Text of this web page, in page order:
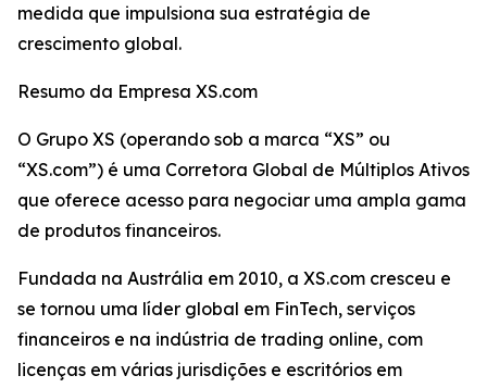
medida que impulsiona sua estratégia de
crescimento global.
Resumo da Empresa XS.com
O Grupo XS (operando sob a marca “XS” ou
“XS.com”) é uma Corretora Global de Múltiplos Ativos
que oferece acesso para negociar uma ampla gama
de produtos financeiros.
Fundada na Austrália em 2010, a XS.com cresceu e
se tornou uma líder global em FinTech, serviços
financeiros e na indústria de trading online, com
licenças em várias jurisdições e escritórios em